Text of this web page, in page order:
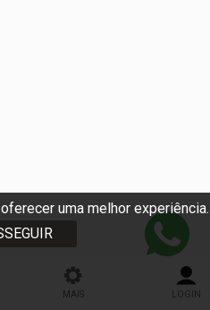
uma melhor experiência.
MAIS LOGIN